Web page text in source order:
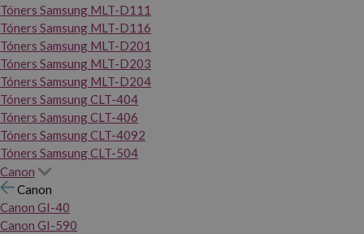
Tóners Samsung MLT-D111
Tóners Samsung MLT-D116
Tóners Samsung MLT-D201
Tóners Samsung MLT-D203
Tóners Samsung MLT-D204
Tóners Samsung CLT-404
Tóners Samsung CLT-406
Tóners Samsung CLT-4092
Tóners Samsung CLT-504
Canon
Canon
Canon GI-40
Canon GI-590